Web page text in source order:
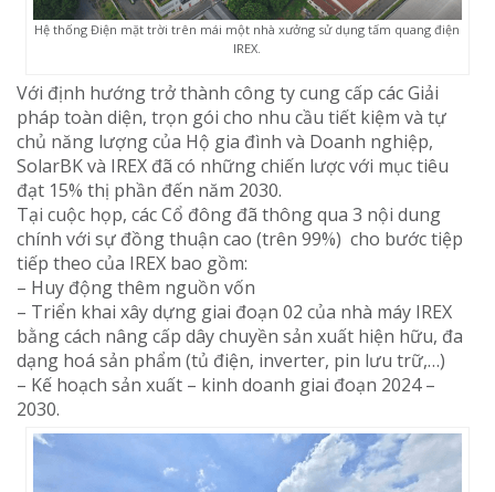
Hệ thống Điện mặt trời trên mái một nhà xưởng sử dụng tấm quang điện
IREX.
Với định hướng trở thành công ty cung cấp các Giải
pháp toàn diện, trọn gói cho nhu cầu tiết kiệm và tự
chủ năng lượng của Hộ gia đình và Doanh nghiệp,
SolarBK và IREX đã có những chiến lược với mục tiêu
đạt 15% thị phần đến năm 2030.
Tại cuộc họp, các Cổ đông đã thông qua 3 nội dung
chính với sự đồng thuận cao (trên 99%) cho bước tiệp
tiếp theo của IREX bao gồm:
– Huy động thêm nguồn vốn
– Triển khai xây dựng giai đoạn 02 của nhà máy IREX
bằng cách nâng cấp dây chuyền sản xuất hiện hữu, đa
dạng hoá sản phẩm (tủ điện, inverter, pin lưu trữ,…)
– Kế hoạch sản xuất – kinh doanh giai đoạn 2024 –
2030.